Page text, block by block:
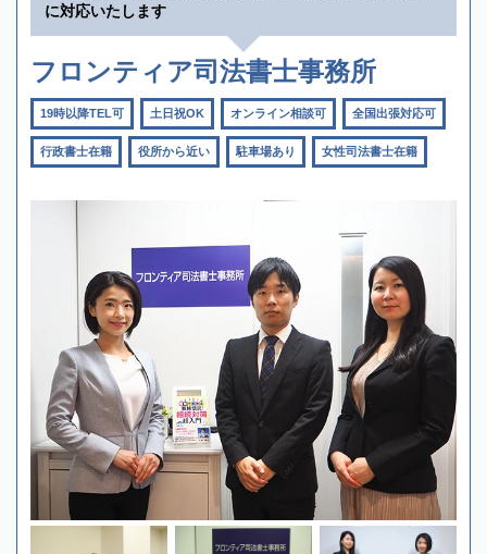
に対応いたします
フロンティア司法書士事務所
19時以降TEL可 土日祝OK オンライン相談可 全国出張対応可
行政書士在籍 役所から近い 駐車場あり 女性司法書士在籍